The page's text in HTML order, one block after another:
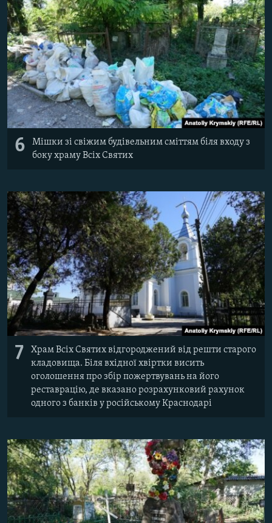
6
Мішки зі свіжим будівельним сміттям біля входу з
боку храму Всіх Святих
7
Храм Всіх Святих відгороджений від решти старого
кладовища. Біля вхідної хвіртки висить
оголошення про збір пожертвувань на його
реставрацію, де вказано розрахунковий рахунок
одного з банків у російському Краснодарі